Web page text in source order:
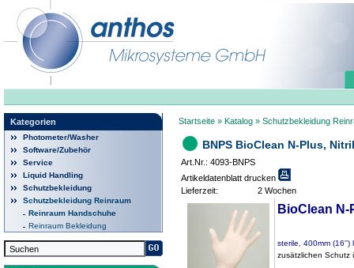
Kategorien
Photometer/Washer
Software/Zubehör
Service
Liquid Handling
Schutzbekleidung
Schutzbekleidung Reinraum
Reinraum Handschuhe
Reinraum Bekleidung
Startseite » Katalog » Schutzbekleidung
BNPS BioClean N-Plus,
Art.Nr.: 4093-BNPS
Artikeldatenblatt drucken
Lieferzeit:
2 Wochen
BioClean N-
sterile, 400mm (16'')
zusätzlichen Schutz